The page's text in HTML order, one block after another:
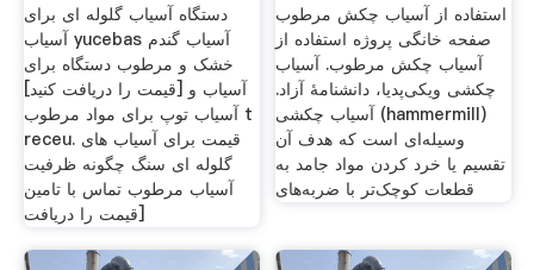
دستگاه آسیاب گلوله ای برای
آسیاب yucebas آسیاب گندم
خشک و مرطوب دستگاه برای
آسیاب و [قیمت را دریافت کنید]
آسیاب توپ برای مواد مرطوب t
receu. قیمت برای آسیاب های
گلوله ای سنگ چگونه ظرفیت
آسیاب مرطوب تماس با تامین
[قیمت را دریافت
استفاده از آسیاب چکش مرطوب
صفحه خانگی پروژه استفاده از
آسیاب چکش مرطوب. آسیاب
چکشی ویکی‌پدیا، دانشنامهٔ آزاد.
آسیاب چکشی (hammermill)
وسیله‌ای است که هدف آن
تقسیم یا خرد کردن مواد جامد به
قطعات کوچک‌تر با ضربه‌های